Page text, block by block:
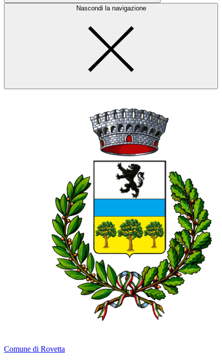
Nascondi la navigazione
Comune di Rovetta